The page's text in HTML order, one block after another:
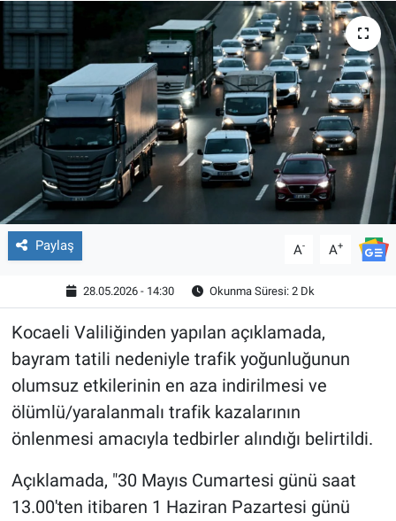
Paylaş A- A+
28.05.2026 - 14:30 Okunma Süresi: 2 Dk
Kocaeli Valiliğinden yapılan açıklamada,
bayram tatili nedeniyle trafik yoğunluğunun
olumsuz etkilerinin en aza indirilmesi ve
ölümlü/yaralanmalı trafik kazalarının
önlenmesi amacıyla tedbirler alındığı belirtildi.
Açıklamada, "30 Mayıs Cumartesi günü saat
13.00'ten itibaren 1 Haziran Pazartesi günü